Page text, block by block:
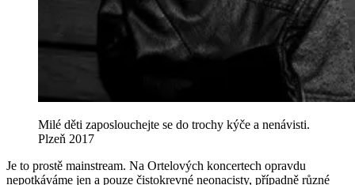
Milé děti zaposlouchejte se do trochy kýče a nenávisti.
Plzeň 2017
Je to prostě mainstream. Na Ortelových koncertech opravdu
nepotkáváme jen a pouze čistokrevné neonacisty, případně různé